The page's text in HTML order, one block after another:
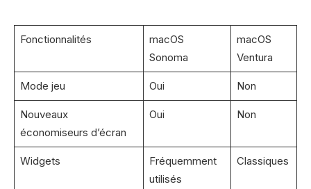
Fonctionnalités
macOS
Sonoma
macOS
Ventura
Mode jeu Oui Non
Nouveaux
économiseurs d’écran
Oui Non
Widgets
Fréquemment
utilisés
Classiques